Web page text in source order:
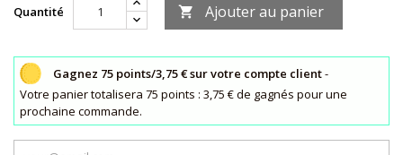
Quantité  Ajouter au panier
Gagnez 75 points/3,75 € sur votre compte client-
Votre panier totalisera 75 points : 3,75 € de gagnés pour une
prochaine commande.